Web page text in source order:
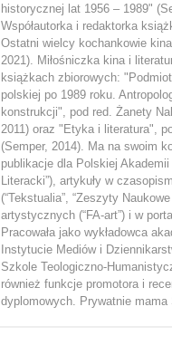
historycznej lat 1956 – 1989"
Współautorka i redaktorka
Ostatni wielcy kochankowie
2021). Miłośniczka kina i
książkach zbiorowych:
polskiej po 1989 roku.
konstrukcji", pod red. Żanety
2011) oraz "Etyka i literatura",
(Semper, 2014). Ma na swoim
publikacje dla Polskiej Akademii
Literacki”), artykuły w
(“Tekstualia”, “Zeszyty
artystycznych (“FA-art”) i w
Pracowała jako wykładowca
Instytucie Mediów i
Szkole Teologiczno-
również funkcje promotora i
dyplomowych. Prywatnie mama